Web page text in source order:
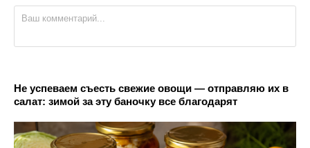
Не успеваем съесть свежие овощи — отправляю их в
салат: зимой за эту баночку все благодарят